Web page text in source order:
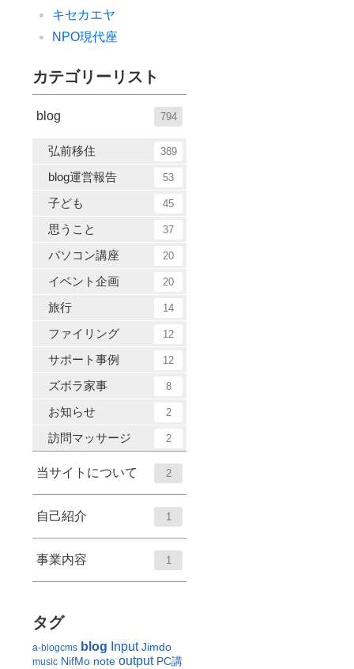
キセカエヤ
NPO現代座
カテゴリーリスト
blog 794
弘前移住 389
blog運営報告 53
子ども 45
思うこと 37
パソコン講座 20
イベント企画 20
旅行 14
ファイリング 12
サポート事例 12
ズボラ家事 8
お知らせ 2
訪問マッサージ 2
当サイトについて 2
自己紹介 1
事業内容 1
タグ
a-blogcms blog Input Jimdo
music NifMo note output PC講